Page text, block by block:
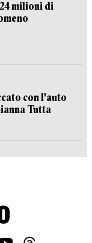
milioni di
con l'auto
Tutta